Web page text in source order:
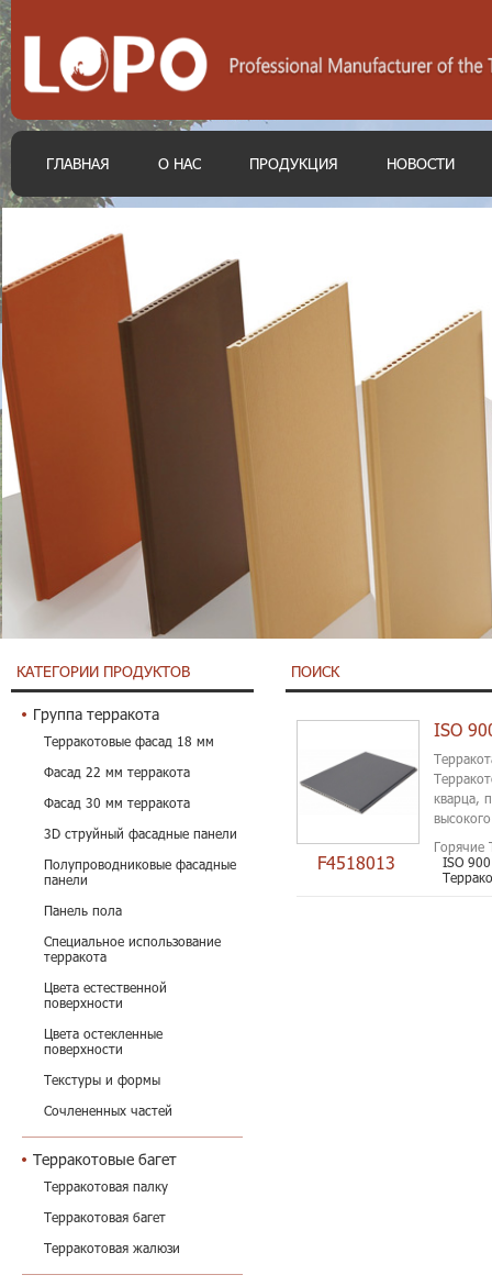
ГЛАВНАЯ О НАС ПРОДУКЦИЯ НОВОСТИ
КАТЕГОРИИ ПРОДУКТОВ
Группа терракота
Терракотовые фасад 18 мм
Фасад 22 мм терракота
Фасад 30 мм терракота
3D струйный фасадные панели
Полупроводниковые фасадные
панели
Панель пола
Специальное использование
терракота
Цвета естественной
поверхности
Цвета остекленные
поверхности
Текстуры и формы
Сочлененных частей
Терракотовые багет
Терракотовая палку
Терракотовая багет
Терракотовая жалюзи
ПОИСК
F4518013
кварца,
Горячие
ISO